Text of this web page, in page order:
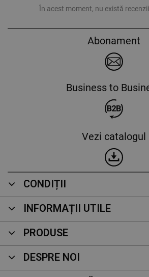
În acest moment, nu există
Abonament
Business to
Vezi catalogul
CONDIȚII
INFORMAȚII UTILE
PRODUSE
DESPRE NOI